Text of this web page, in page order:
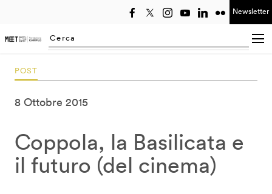
Newsletter
Searching...
POST
8 Ottobre 2015
Coppola, la Basilicata e
il futuro (del cinema)